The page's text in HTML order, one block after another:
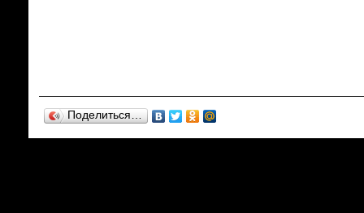
Поделиться…